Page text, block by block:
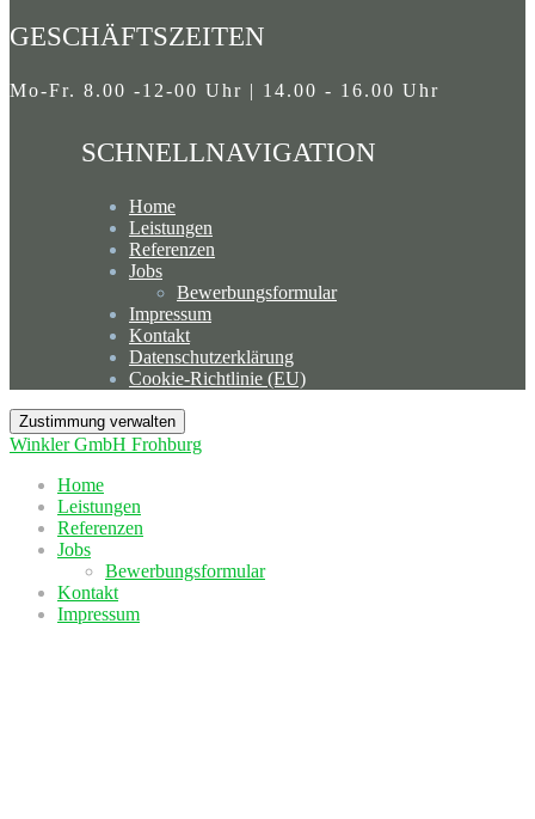
GESCHÄFTSZEITEN
Mo-Fr. 8.00 -12-00 Uhr | 14.00 - 16.00 Uhr
SCHNELLNAVIGATION
Home
Leistungen
Referenzen
Jobs
Bewerbungsformular
Impressum
Kontakt
Datenschutzerklärung
Cookie-Richtlinie (EU)
Zustimmung verwalten
Winkler GmbH Frohburg
Home
Leistungen
Referenzen
Jobs
Bewerbungsformular
Kontakt
Impressum